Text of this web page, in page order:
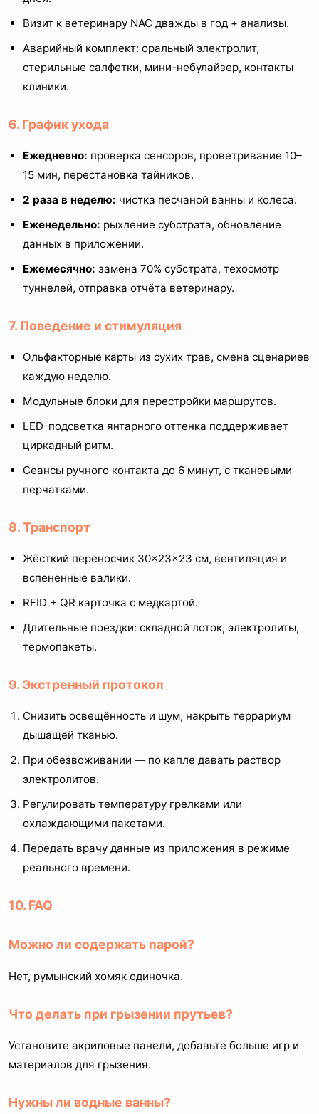
Визит к ветеринару NAC дважды в год + анализы.
Аварийный комплект: оральный электролит,
стерильные салфетки, мини-небулайзер, контакты
клиники.
6. График ухода
Ежедневно: проверка сенсоров, проветривание 10–
15 мин, перестановка тайников.
2 раза в неделю: чистка песчаной ванны и колеса.
Еженедельно: рыхление субстрата, обновление
данных в приложении.
Ежемесячно: замена 70% субстрата, техосмотр
туннелей, отправка отчёта ветеринару.
7. Поведение и стимуляция
Ольфакторные карты из сухих трав, смена сценариев
каждую неделю.
Модульные блоки для перестройки маршрутов.
LED-подсветка янтарного оттенка поддерживает
циркадный ритм.
Сеансы ручного контакта до 6 минут, с тканевыми
перчатками.
8. Транспорт
Жёсткий переносчик 30×23×23 см, вентиляция и
вспененные валики.
RFID + QR карточка с медкартой.
Длительные поездки: складной лоток, электролиты,
термопакеты.
9. Экстренный протокол
Снизить освещённость и шум, накрыть террариум
дышащей тканью.
При обезвоживании — по капле давать раствор
электролитов.
Регулировать температуру грелками или
охлаждающими пакетами.
Передать врачу данные из приложения в режиме
реального времени.
10. FAQ
Можно ли содержать парой?
Нет, румынский хомяк одиночка.
Что делать при грызении прутьев?
Установите акриловые панели, добавьте больше игр и
материалов для грызения.
Нужны ли водные ванны?